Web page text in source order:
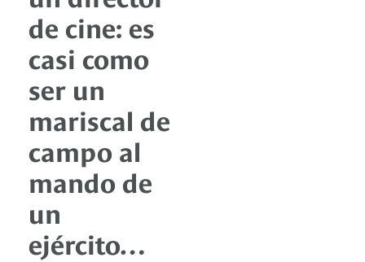
de cine: es
casi como
ser un
mariscal de
campo al
mando de
un
ejército…